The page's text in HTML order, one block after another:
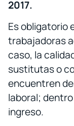
2017.
Es obligatorio
trabajadoras
caso, la
sustitutas o
encuentren
laboral;
ingreso.